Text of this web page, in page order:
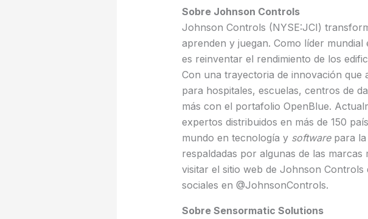
Sobre Johnson Controls
Johnson Controls (NYSE:JCI)
aprenden y juegan. Como líder mundial
es reinventar el rendimiento de los
Con una trayectoria de innovación que
para hospitales, escuelas, centros de
más con el portafolio OpenBlue.
expertos distribuidos en más de 150
mundo en tecnología y software para
respaldadas por algunas de las
visitar el sitio web de Johnson
sociales en @JohnsonControls.
Sobre Sensormatic Solutions